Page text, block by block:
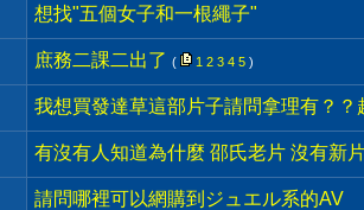
想找"五個女子和一根繩子"
庶務二課二出了 ( 1 2 3 4 5 )
我想買發達草這部片子請問拿理有？？
有沒有人知道為什麼 邵氏老片 沒有新
請問哪裡可以網購到ジュエル系的AV